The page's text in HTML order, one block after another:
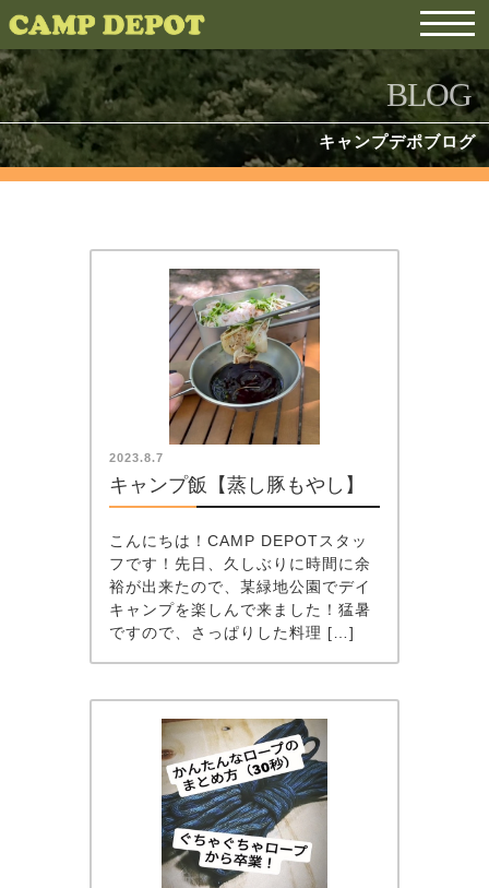
BLOG
キャンプデポブログ
2023.8.7
キャンプ飯【蒸し豚もやし】
こんにちは！CAMP DEPOTスタッ
フです！先日、久しぶりに時間に余
裕が出来たので、某緑地公園でデイ
キャンプを楽しんで来ました！猛暑
ですので、さっぱりした料理 […]